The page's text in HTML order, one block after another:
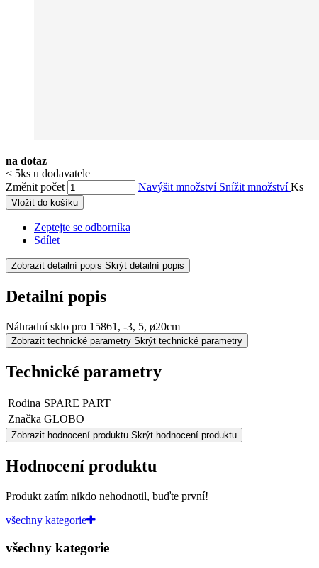
na dotaz
< 5ks u dodavatele
Změnit počet
Navýšit množství Snížit množstvíKs
Vložit do košíku
Zeptejte se odborníka
Sdílet
Zobrazit detailní popis Skrýt detailní popis
Detailní popis
Náhradní sklo pro 15861, -3, 5, ø20cm
Zobrazit technické parametry Skrýt technické parametry
Technické parametry
Rodina SPARE PART
Značka GLOBO
Zobrazit hodnocení produktu Skrýt hodnocení produktu
Hodnocení produktu
Produkt zatím nikdo nehodnotil, buďte první!
všechny kategorie
všechny kategorie